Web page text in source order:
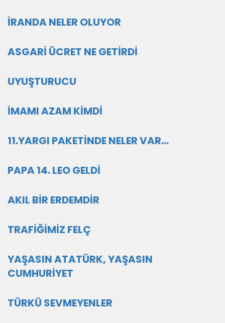
İRANDA NELER OLUYOR
ASGARİ ÜCRET NE GETİRDİ
UYUŞTURUCU
İMAMI AZAM KİMDİ
11.YARGI PAKETİNDE NELER VAR…
PAPA 14. LEO GELDİ
AKIL BİR ERDEMDİR
TRAFİĞİMİZ FELÇ
YAŞASIN ATATÜRK, YAŞASIN
CUMHURİYET
TÜRKÜ SEVMEYENLER